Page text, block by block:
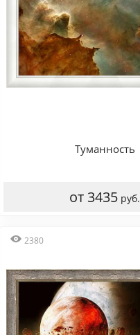
Туманность
от 3435 руб.
2380